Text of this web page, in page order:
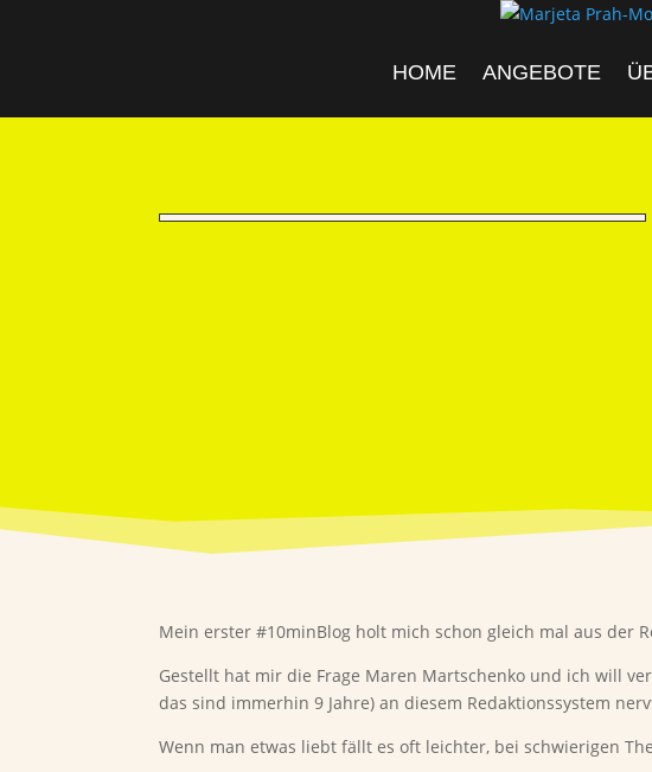
HOME ANGEBOTE
Mein erster #10minBlog holt mich schon gleich mal aus der
Gestellt hat mir die Frage Maren Martschenko und ich will
das sind immerhin 9 Jahre) an diesem Redaktionssystem
Wenn man etwas liebt fällt es oft leichter, bei schwierigen